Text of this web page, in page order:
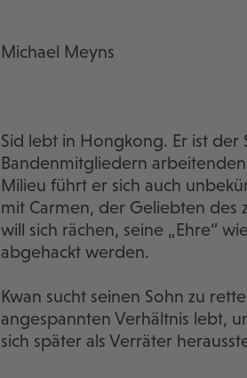
Michael Meyns
Sid lebt in Hongkong. Er ist der
Bandenmitgliedern
Milieu führt er sich auch
mit Carmen, der Geliebten des
will sich rächen, seine „Ehre“
abgehackt werden.
Kwan sucht seinen Sohn zu
angespannten Verhältnis lebt,
sich später als Verräter